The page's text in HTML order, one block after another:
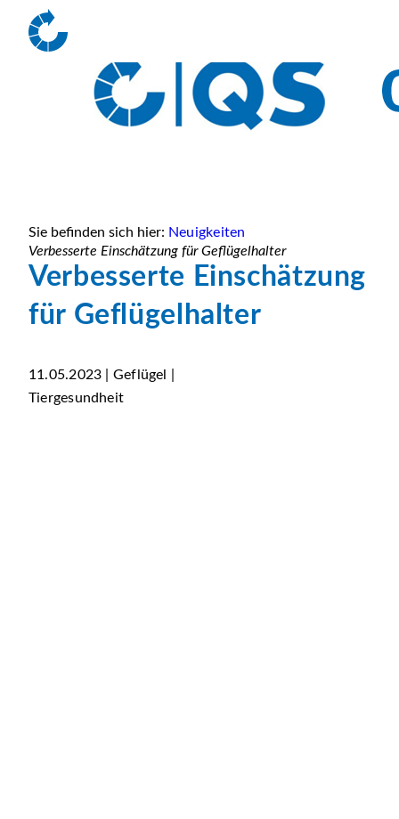
Sie befinden sich hier: Neuigkeiten
Verbesserte Einschätzung für Geflügelhalter
Verbesserte Einschätzung
für Geflügelhalter
11.05.2023 | Geflügel |
Tiergesundheit